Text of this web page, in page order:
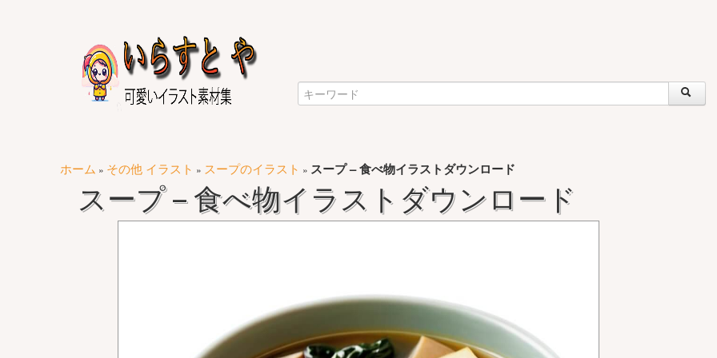
ホーム » その他 イラスト » スープのイラスト » スープ – 食べ物イラストダウンロード
スープ – 食べ物イラストダウンロード